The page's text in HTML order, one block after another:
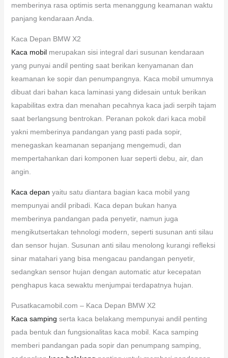
memberinya rasa optimis serta menanggung keamanan waktu
panjang kendaraan Anda.
Kaca Depan BMW X2
Kaca mobilmerupakan sisi integral dari susunan kendaraan
yang punyai andil penting saat berikan kenyamanan dan
keamanan ke sopir dan penumpangnya. Kaca mobil umumnya
dibuat dari bahan kaca laminasi yang didesain untuk berikan
kapabilitas extra dan menahan pecahnya kaca jadi serpih tajam
saat berlangsung bentrokan. Peranan pokok dari kaca mobil
yakni memberinya pandangan yang pasti pada sopir,
menegaskan keamanan sepanjang mengemudi, dan
mempertahankan dari komponen luar seperti debu, air, dan
angin.
Kaca depan yaitu satu diantara bagian kaca mobil yang
mempunyai andil pribadi. Kaca depan bukan hanya
memberinya pandangan pada penyetir, namun juga
mengikutsertakan tehnologi modern, seperti susunan anti silau
dan sensor hujan. Susunan anti silau menolong kurangi refleksi
sinar matahari yang bisa mengacau pandangan penyetir,
sedangkan sensor hujan dengan automatic atur kecepatan
penghapus kaca sewaktu menjumpai terdapatnya hujan.
Pusatkacamobil.com – Kaca Depan BMW X2
Kaca samping serta kaca belakang mempunyai andil penting
pada bentuk dan fungsionalitas kaca mobil. Kaca samping
memberi pandangan pada sopir dan penumpang samping,